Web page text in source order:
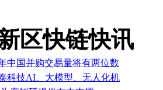
区快链快讯
中国并购交易量将有两位数
科技AI、大模型、无人化机